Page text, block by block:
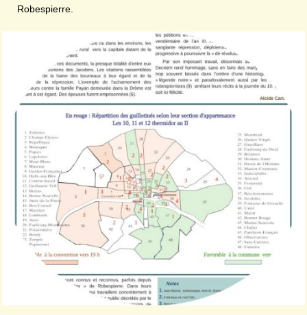
Robespierre.